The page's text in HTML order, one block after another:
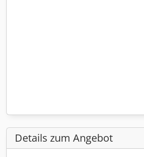
Details zum Angebot